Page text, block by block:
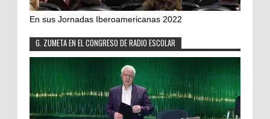
En sus Jornadas Iberoamericanas 2022
G. ZUMETA EN EL CONGRESO DE RADIO ESCOLAR